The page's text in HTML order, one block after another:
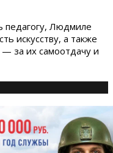
педагогу, Людмиле
искусству, а также
за их самоотдачу и